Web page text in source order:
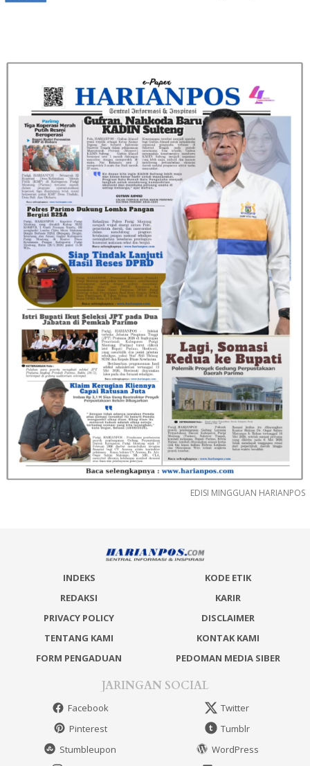
EDISI MINGGUAN HARIANPOS
INDEKS
KODE ETIK
REDAKSI
KARIR
PRIVACY POLICY
DISCLAIMER
TENTANG KAMI
KONTAK KAMI
FORM PENGADUAN
PEDOMAN MEDIA SIBER
JARINGAN SOCIAL
Facebook
Twitter
Pinterest
Tumblr
Stumbleupon
WordPress